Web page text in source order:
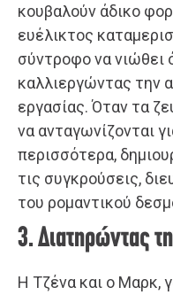
κουβαλούν άδικο
ευέλικτος
σύντροφο να νιώθει
καλλιεργώντας την
εργασίας. Όταν τα
να ανταγωνίζονται
περισσότερα,
τις συγκρούσεις,
του ρομαντικού
3. Διατηρώντας
Η Τζένα και ο Μαρκ,